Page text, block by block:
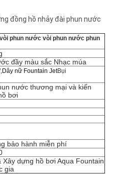
đồng hồ nhảy đài phun nước
phun nước vòi phun nước phun
đầy màu sắc Nhạc múa
Dây nữ Fountain JetBụi
nước thương mại và kiến
bơi
bảo hành miễn phí
Xây dựng hồ bơi Aqua Fountain
gia